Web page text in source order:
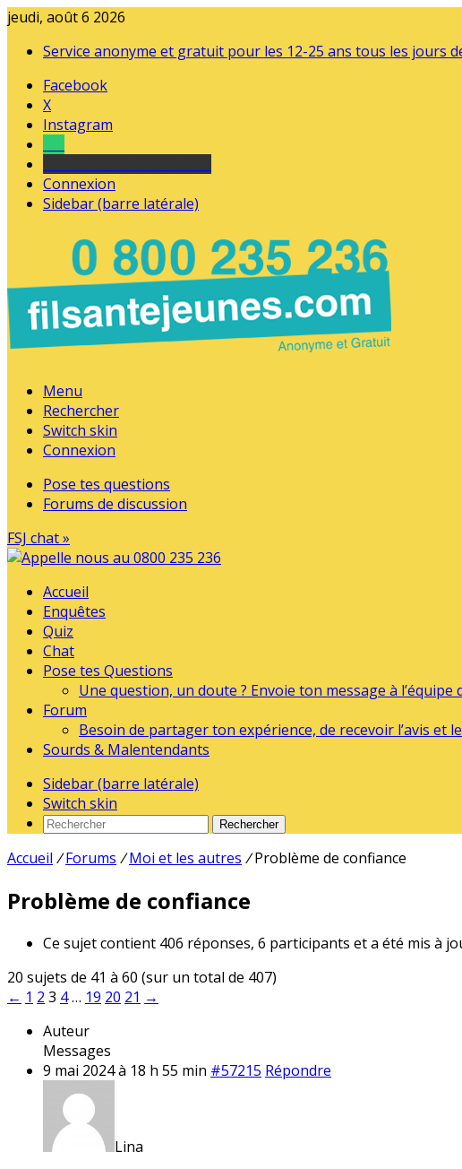
jeudi, août 6 2026
Service anonyme et gratuit pour les 12-25 ans tous les jours
Facebook
X
Instagram
Connexion
Sidebar (barre latérale)
Menu
Rechercher
Switch skin
Connexion
Pose tes questions
Forums de discussion
FSJ chat »
Accueil
Enquêtes
Quiz
Chat
Pose tes Questions
Une question, un doute ? Envoie ton message à l’équipe
Forum
Besoin de partager ton expérience, de recevoir l’avis et
Sourds & Malentendants
Sidebar (barre latérale)
Switch skin
Rechercher
Accueil / Forums / Moi et les autres / Problème de confiance
Problème de confiance
Ce sujet contient 406 réponses, 6 participants et a été mis à
20 sujets de 41 à 60 (sur un total de 407)
← 1 2 3 4… 19 20 21 →
Auteur
Messages
9 mai 2024 à 18 h 55 min #57215 Répondre
Lina